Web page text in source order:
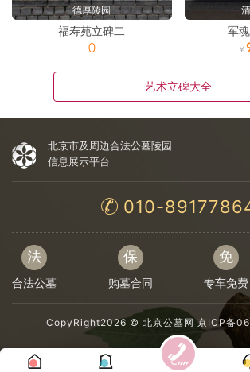
德厚陵园
福寿苑立碑二
0
军
艺术立碑大全
北京市及周边合法公墓陵园
信息展示平台
010-
法
合法公墓
保
购墓合同
免
专车免费
CopyRight2026 © 北京公墓网 京ICP备